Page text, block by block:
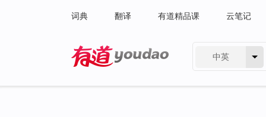
词典 翻译 有道精品课 云笔记
中英